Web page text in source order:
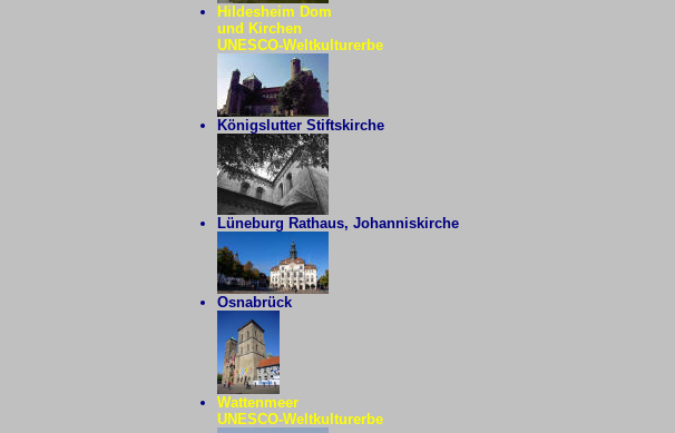
Hildesheim Dom
und Kirchen
UNESCO-Weltkulturerbe
Königslutter Stiftskirche
Lüneburg Rathaus, Johanniskirche
Osnabrück
Wattenmeer
UNESCO-Weltkulturerbe